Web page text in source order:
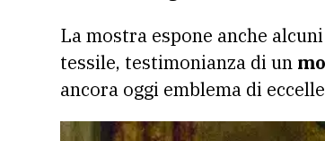
La mostra espone anche
tessile, testimonianza di un
ancora oggi emblema di